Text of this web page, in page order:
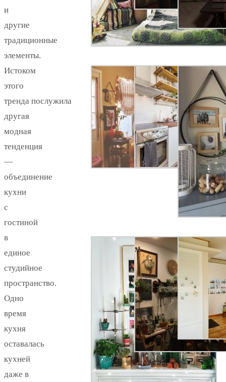
и
другие
традиционные
элементы.
Истоком
этого
тренда послужила
другая
модная
тенденция
—
объединение
кухни
с
гостиной
в
единое
студийное
пространство.
Одно
время
кухня
оставалась
кухней
даже в